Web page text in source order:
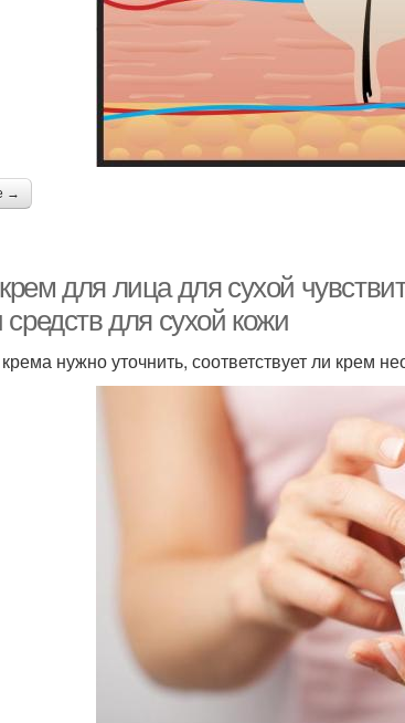
→
для лица для сухой
для сухой кожи
нужно уточнить, соответствует ли крем